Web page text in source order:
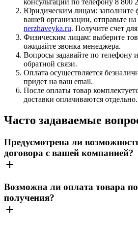
Юридическим лицам: заполните
вашей организации, отправьте на
nerzhaveyka.ru. Получите счет
Физическим лицам: выберите
ожидайте звонка менеджера.
Вопросы задавайте по телефону
обратной связи.
Оплата осуществляется
придет на ваш email.
После оплаты товар
доставки оплачиваются отдельно.
Часто задаваемые
Предусмотрена ли
договора с вашей компанией?
Возможна ли оплата товара
получения?